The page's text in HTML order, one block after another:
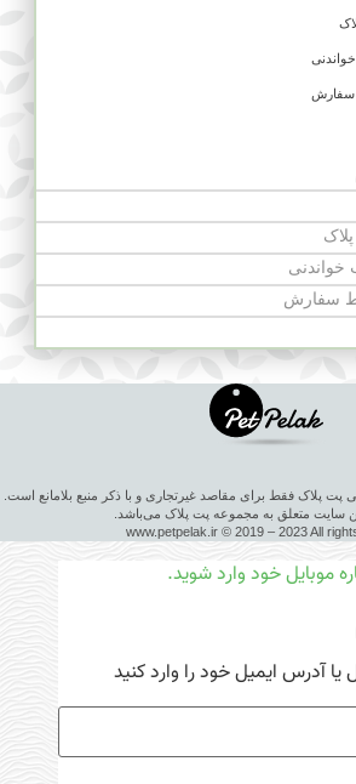
سفارش
خواندنی
سفارش
پت پلاک فقط برای مقاصد غیرتجاری و با ذکر منبع بلامانع است.
سایت متعلق به مجموعه پت پلاک می‌باشد.
www.petpelak.ir © 2019 – 2023 All
خود وارد شوید.
یا آدرس ایمیل خود را وارد کنید